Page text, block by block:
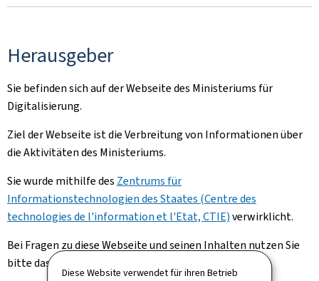
Diese Website verwendet für ihren Betrieb
Herausgeber
Sie befinden sich auf der Webseite des Ministeriums für
Digitalisierung.
Ziel der Webseite ist die Verbreitung von Informationen über
die Aktivitäten des Ministeriums.
Sie wurde mithilfe des Zentrums für
Informationstechnologien des Staates (Centre des
technologies de l'information et l'Etat, CTIE)verwirklicht.
Bei Fragen zu diese Webseite und seinen Inhalten nutzen Sie
bitte das